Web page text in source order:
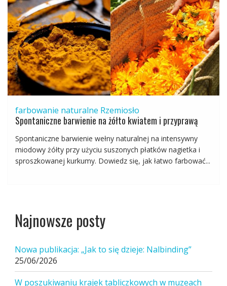
farbowanie naturalne Rzemiosło
Spontaniczne barwienie na żółto kwiatem i przyprawą
Spontaniczne barwienie wełny naturalnej na intensywny
miodowy żółty przy użyciu suszonych płatków nagietka i
sproszkowanej kurkumy. Dowiedz się, jak łatwo farbować...
Najnowsze posty
Nowa publikacja: „Jak to się dzieje: Nalbinding”
25/06/2026
W poszukiwaniu krajek tabliczkowych w muzeach